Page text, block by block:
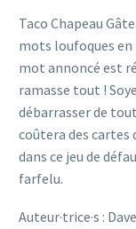
Taco Chapeau
mots loufoques en
mot annoncé est
ramasse tout !
débarrasser de
coûtera des
dans ce jeu de
farfelu.
Auteur·trice·s :